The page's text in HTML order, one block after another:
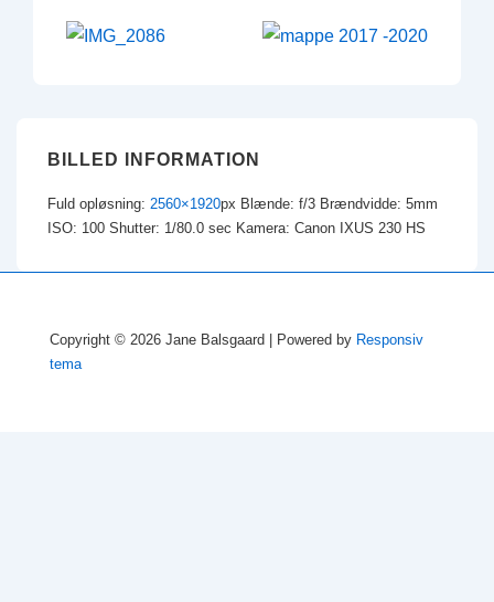
BILLED INFORMATION
Fuld opløsning: 2560×1920px Blænde: f/3 Brændvidde: 5mm
ISO: 100 Shutter: 1/80.0 sec Kamera: Canon IXUS 230 HS
Copyright © 2026 Jane Balsgaard | Powered by Responsiv
tema